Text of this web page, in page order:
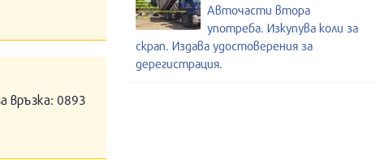
връзка: 0893
Авточасти втора
употреба. Изкупува коли за
скрап. Издава удостоверения за
дерегистрация.